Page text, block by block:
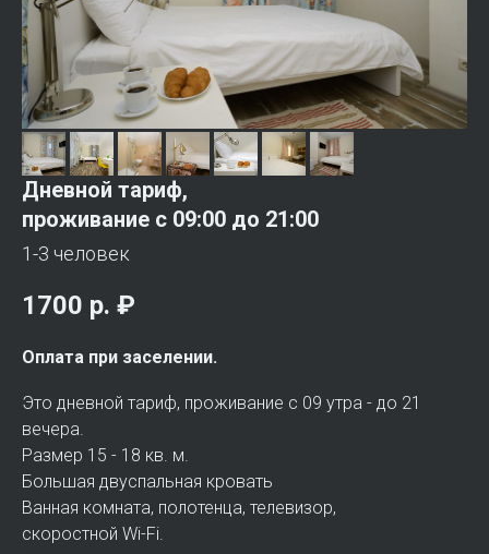
Дневной тариф,
проживание с 09:00 до 21:00
1-3 человек
1700 р. ₽
Оплата при заселении.
Это дневной тариф, проживание с 09 утра - до 21
вечера.
Размер 15 - 18 кв. м.
Большая двуспальная кровать
Ванная комната, полотенца, телевизор,
скоростной Wi-Fi.